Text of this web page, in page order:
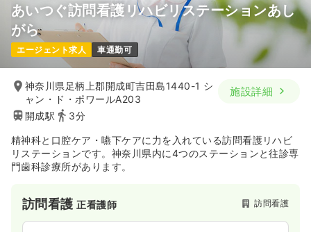
あいつぐ訪問看護リハビリステーションあし
がら
エージェント求人 車通勤可
神奈川県足柄上郡開成町吉田島1440-1 シ
ャン・ド・ポワールA203
開成駅
3分
施設詳細
精神科と口腔ケア・嚥下ケアに力を入れている訪問看護リハビ
リステーションです。神奈川県内に4つのステーションと往診専
門歯科診療所があります。
訪問看護正看護師 訪問看護